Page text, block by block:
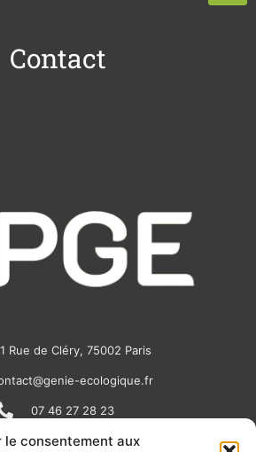
le consentement aux
Contact
Rue de Cléry, 75002 Paris
ecologique.fr
07 46 27 28 23